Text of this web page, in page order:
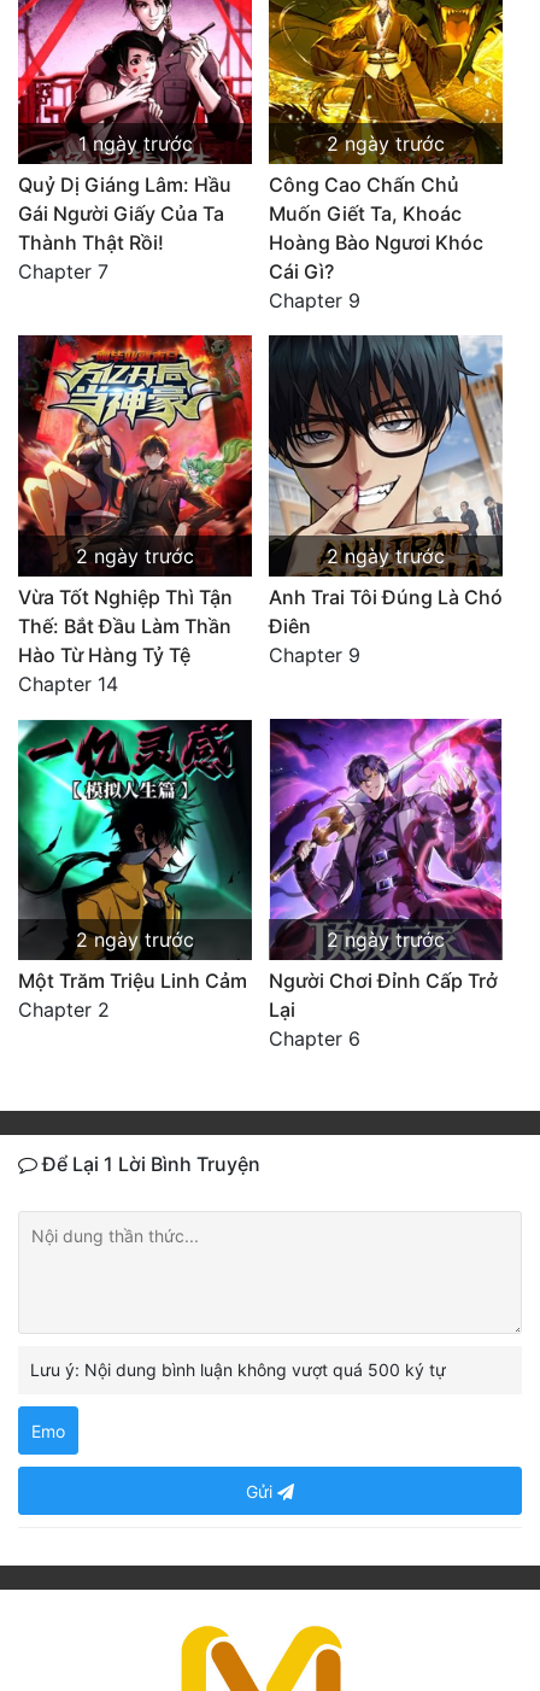
1 ngày trước
Quỷ Dị Giáng Lâm: Hầu
Gái Người Giấy Của Ta
Thành Thật Rồi!
Chapter 7
2 ngày trước
Công Cao Chấn Chủ
Muốn Giết Ta, Khoác
Hoàng Bào Ngươi Khóc
Cái Gì?
Chapter 9
2 ngày trước
Vừa Tốt Nghiệp Thì Tận
Thế: Bắt Đầu Làm Thần
Hào Từ Hàng Tỷ Tệ
Chapter 14
2 ngày trước
Anh Trai Tôi Đúng Là Chó
Điên
Chapter 9
2 ngày trước
Một Trăm Triệu Linh Cảm
Chapter 2
2 ngày trước
Người Chơi Đỉnh Cấp Trở
Lại
Chapter 6
Để Lại 1 Lời Bình Truyện
Lưu ý: Nội dung bình luận không vượt quá 500 ký tự
Emo
Gửi